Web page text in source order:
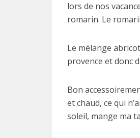
lors de nos
romarin. Le
Le mélange
provence et donc
Bon
et chaud, ce qui
soleil, mange ma